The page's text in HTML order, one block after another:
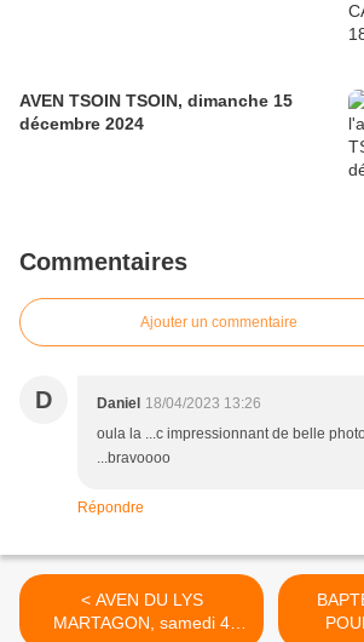
AVEN TSOIN TSOIN, dimanche 15
décembre 2024
Commentaires
Ajouter un commentaire
D Daniel 18/04/2023 13:26
oula la ...c impressionnant de belle
...bravoooo
Répondre
< AVEN DU LYS
MARTAGON, samedi 4